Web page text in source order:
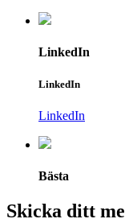
LinkedIn
LinkedIn
LinkedIn
Bästa
Skicka ditt